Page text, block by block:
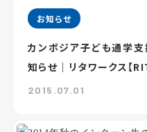
お知らせ
カンボジア子ども通学
知らせ｜リタワークス【
2015.07.01